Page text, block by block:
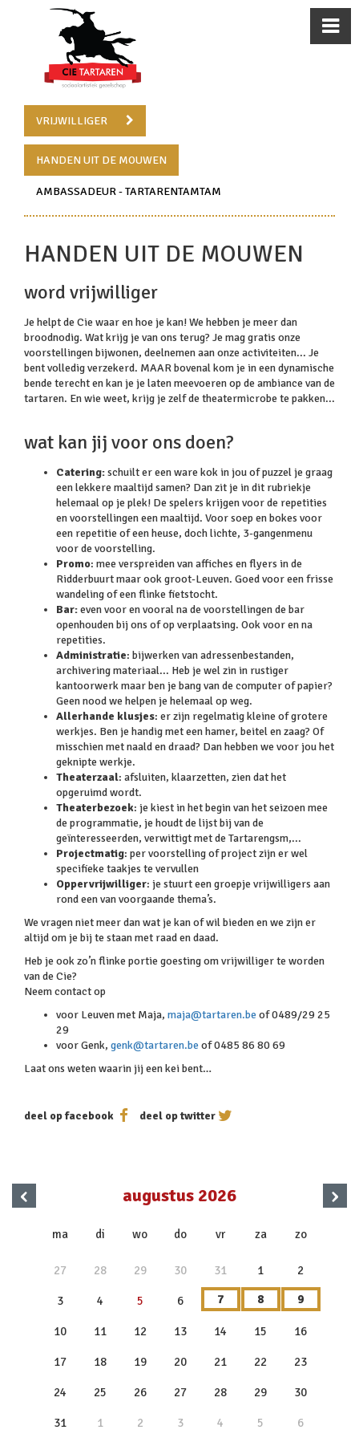
VRIJWILLIGER
HANDEN UIT DE MOUWEN
AMBASSADEUR - TARTARENTAMTAM
HANDEN UIT DE MOUWEN
word vrijwilliger
Je helpt de Cie waar en hoe je kan! We hebben je meer dan
broodnodig. Wat krijg je van ons terug? Je mag gratis onze
voorstellingen bijwonen, deelnemen aan onze activiteiten... Je
bent volledig verzekerd. MAAR bovenal kom je in een dynamische
bende terecht en kan je je laten meevoeren op de ambiance van de
tartaren. En wie weet, krijg je zelf de theatermicrobe te pakken...
wat kan jij voor ons doen?
Catering:schuilt er een ware kok in jou of puzzel je graag
een lekkere maaltijd samen? Dan zit je in dit rubriekje
helemaal op je plek! De spelers krijgen voor de repetities
en voorstellingen een maaltijd. Voor soep en bokes voor
een repetitie of een heuse, doch lichte, 3-gangenmenu
voor de voorstelling.
Promo: mee verspreiden van affiches en flyers in de
Ridderbuurt maar ook groot-Leuven. Goed voor een frisse
wandeling of een flinke fietstocht.
Bar:even voor en vooral na de voorstellingen de bar
openhouden bij ons of op verplaatsing. Ook voor en na
repetities.
Administratie: bijwerken van adressenbestanden,
archivering materiaal... Heb je wel zin in rustiger
kantoorwerk maar ben je bang van de computer of papier?
Geen nood we helpen je helemaal op weg.
Allerhande klusjes: er zijn regelmatig kleine of grotere
werkjes. Ben je handig met een hamer, beitel en zaag? Of
misschien met naald en draad? Dan hebben we voor jou het
geknipte werkje.
Theaterzaal: afsluiten, klaarzetten, zien dat het
opgeruimd wordt.
Theaterbezoek: je kiest in het begin van het seizoen mee
de programmatie, je houdt de lijst bij van de
geïnteresseerden, verwittigt met de Tartarengsm,...
Projectmatig: per voorstelling of project zijn er wel
specifieke taakjes te vervullen
Oppervrijwilliger: je stuurt een groepje vrijwilligers aan
rond een van voorgaande thema’s.
We vragen niet meer dan wat je kan of wil bieden en we zijn er
altijd om je bij te staan met raad en daad.
Heb je ook zo’n flinke portie goesting om vrijwilliger te worden
van de Cie?
Neem contact op
voor Leuven met Maja, maja@tartaren.be of 0489/29 25
29
voor Genk, genk@tartaren.be of 0485 86 80 69
Laat ons weten waarin jij een kei bent…
deel op facebook deel op twitter
‹ augustus 2026
ma di wo do vr za zo
27 28 29 30 31 1 2
3 4 5 6 7 8 9
10 11 12 13 14 15 16
17 18 19 20 21 22 23
24 25 26 27 28 29 30
31 1 2 3 4 5 6
›